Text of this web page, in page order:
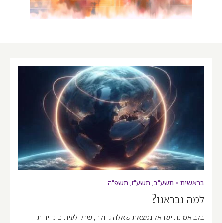
בראשית • תשע"ב, תשע"ז, תשפ"ה
למה נבראנו?
בלב אמונת ישראל נמצאת שאלה גדולה, שרק לעיתים נדירות